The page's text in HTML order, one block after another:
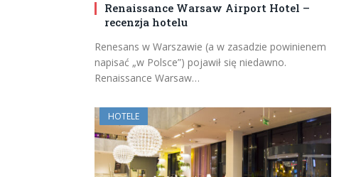
Renaissance Warsaw Airport Hotel –
recenzja hotelu
Renesans w Warszawie (a w zasadzie powinienem
napisać „w Polsce”) pojawił się niedawno.
Renaissance Warsaw…
HOTELE